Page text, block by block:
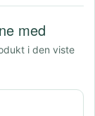
med
i den viste